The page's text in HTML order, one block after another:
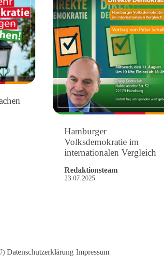
Hamburger
Volksdemokratie im
internationalen Vergleich
Redaktionsteam
23.07.2025
Datenschutzerklärung Impressum